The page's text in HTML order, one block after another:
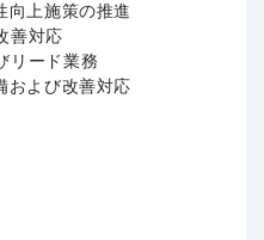
向上施策の推進
善対応
リード業務
および改善対応